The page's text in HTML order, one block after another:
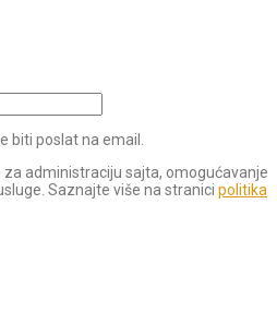
biti poslat na email.
administraciju sajta, omogućavanje
Saznajte više na stranici politika